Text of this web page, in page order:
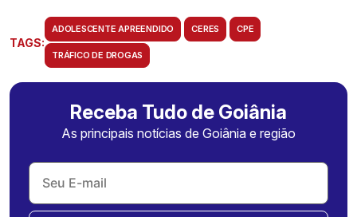
TAGS:
ADOLESCENTE APREENDIDO CERES CPE
TRÁFICO DE DROGAS
Receba Tudo de Goiânia
As principais notícias de Goiânia e região